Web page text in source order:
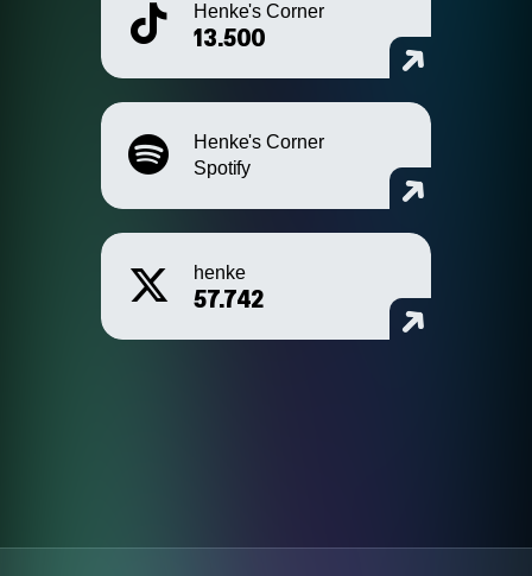
Henke's Corner
13.500
Henke's Corner
Spotify
henke
57.742